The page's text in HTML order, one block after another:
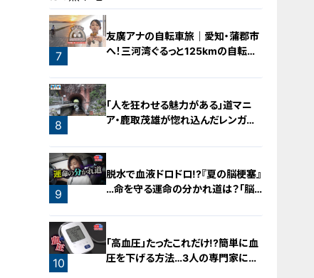
5
6
7
友廣アナの自転車旅｜愛知・蒲郡市
へ！三河湾ぐるっと125kmの自転車
8
「人を狂わせる魅力がある」道マニ
ア・鹿取茂雄が惚れ込んだレンガの
9
脱水で血液ドロドロ!?『夏の脳梗塞』
…命を守る運命の分かれ道は？「脳
10
「高血圧」たったこれだけ!?簡単に血
圧を下げる方法…3人の専門家に学